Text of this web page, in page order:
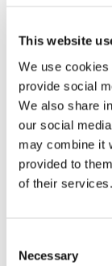
This website
We use
provide social
We also share
our social
may combine it
provided to
of their services.
Selection
Necessary
La